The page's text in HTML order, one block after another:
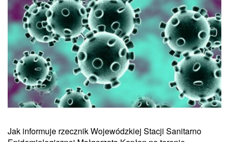
Jak informuje rzecznik Wojewódzkiej Stacji Sanitarno